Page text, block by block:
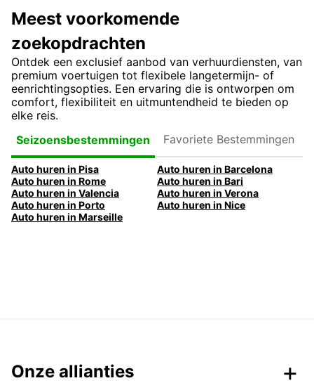
Meest voorkomende
zoekopdrachten
Ontdek een exclusief aanbod van verhuurdiensten, van
premium voertuigen tot flexibele langetermijn- of
eenrichtingsopties. Een ervaring die is ontworpen om
comfort, flexibiliteit en uitmuntendheid te bieden op
elke reis.
Seizoensbestemmingen
Bestemmingen
Auto huren in Pisa
Auto huren in Barcelona
Auto huren in Rome
Auto huren in Bari
Auto huren in Valencia
Auto huren in Verona
Auto huren in Porto
Auto huren in Nice
Auto huren in Marseille
Onze allianties